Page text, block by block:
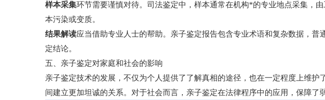
样本采集环节需要谨慎对待。司法鉴定中，样本通常在机构*的专业地点采集，
本污染或变质。
结果解读应当借助专业人士的帮助。亲子鉴定报告包含专业术语和复杂数据，
定结论。
五、亲子鉴定对家庭和社会的影响
亲子鉴定技术的发展，不仅为个人提供了了解真相的途径，也在一定程度上维
间建立更加坦诚的关系。对于社会而言，亲子鉴定在法律程序中的应用，保障了